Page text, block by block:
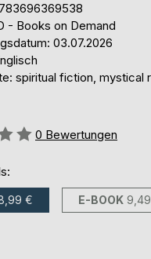
- Books on Demand
03.07.2026
spiritual fiction, mystical
0 Bewertungen
€ E-BOOK